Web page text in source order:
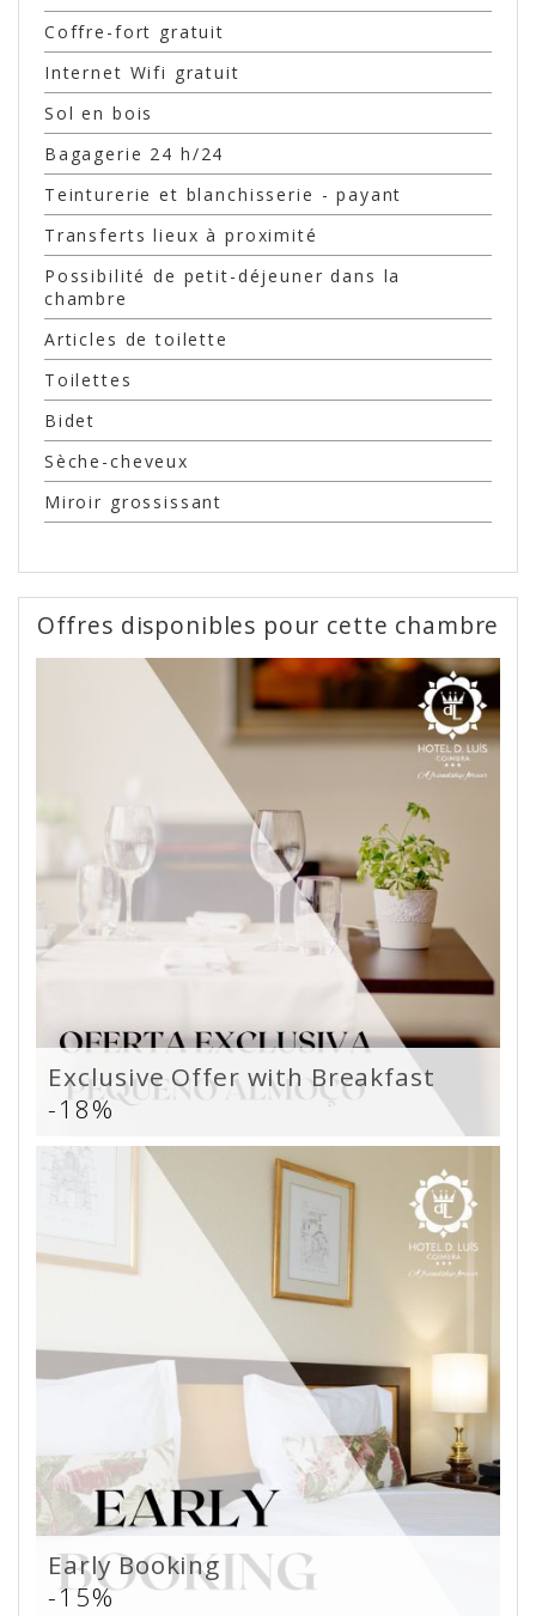
Coffre-fort gratuit
Internet Wifi gratuit
Sol en bois
Bagagerie 24 h/24
Teinturerie et blanchisserie - payant
Transferts lieux à proximité
Possibilité de petit-déjeuner dans la
chambre
Articles de toilette
Toilettes
Bidet
Sèche-cheveux
Miroir grossissant
Offres disponibles pour cette chambre
Exclusive Offer with Breakfast
-18%
Early Booking
-15%